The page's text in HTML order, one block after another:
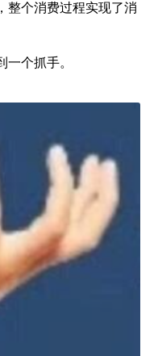
整个消费过程实现了消
个抓手。